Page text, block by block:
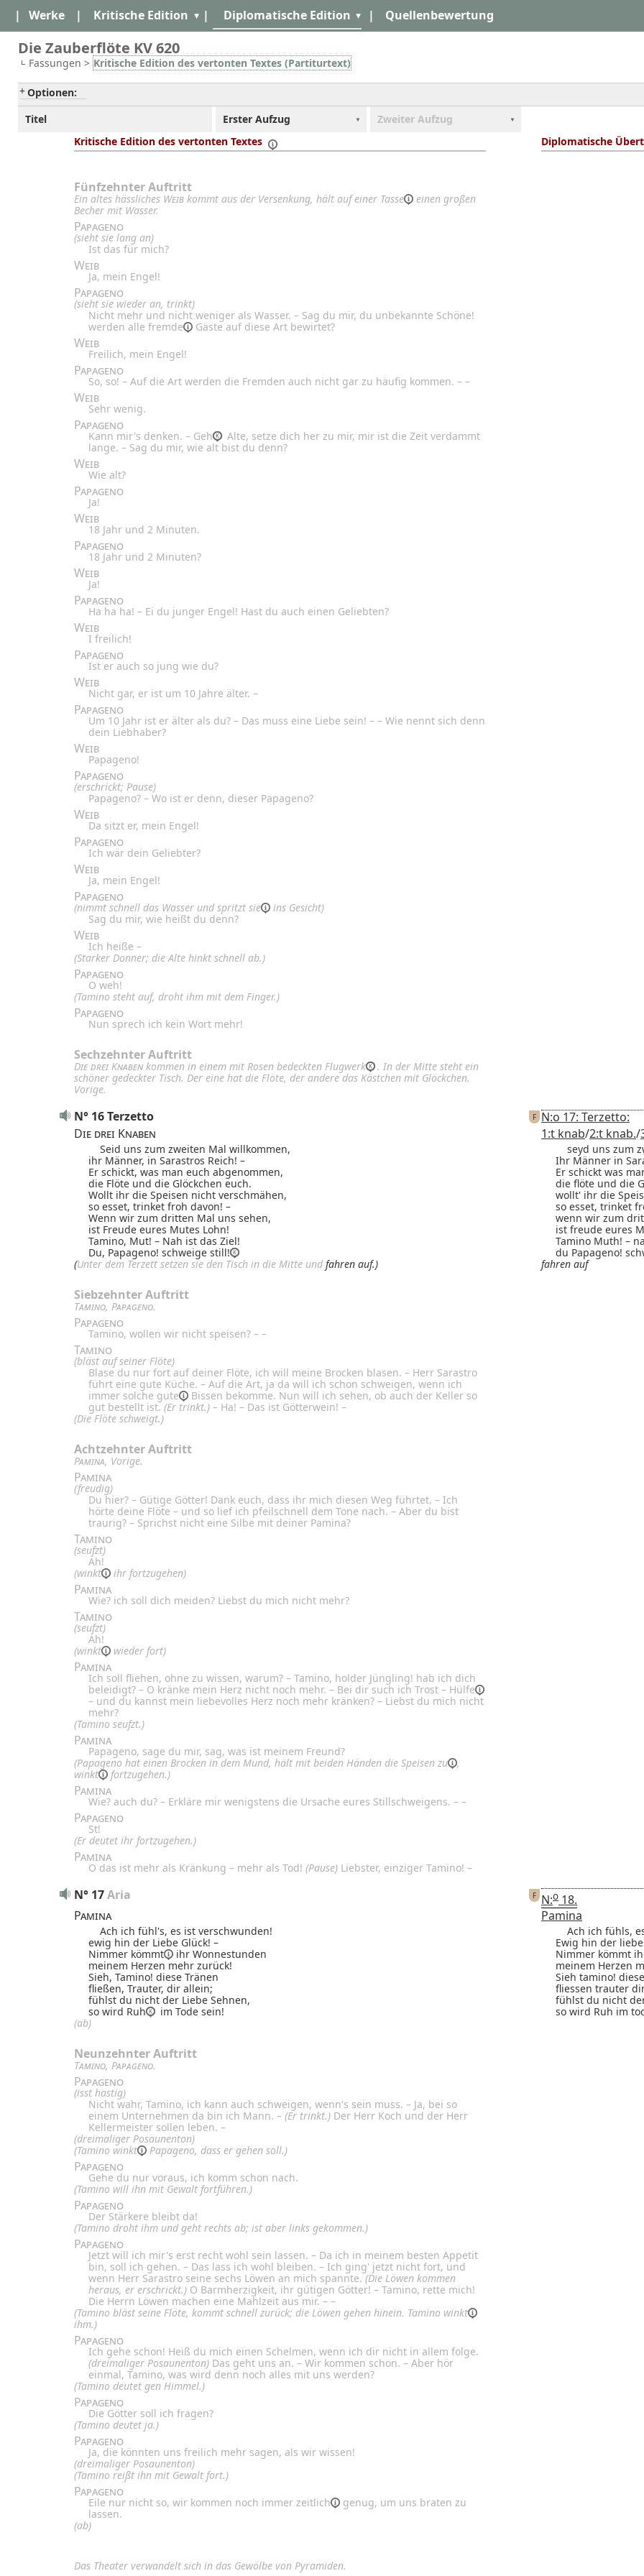
| Werke | Kritische Edition | Diplomatische Edition | Quellenbewertung
Die Zauberflöte KV 620
Fassungen > Kritische Edition des vertonten Textes (Partiturtext)
Optionen:
Titel
Erster Aufzug
Zweiter Aufzug
Kritische Edition des vertonten Textes
Diplomatische
Fünfzehnter Auftritt
Ein altes hässliches Weib kommt aus der Versenkung, hält auf einer Tasse
einen großen
Becher mit Wasser.
Papageno
(sieht sie lang an)
Ist das für mich?
Weib
Ja, mein Engel!
Papageno
(sieht sie wieder an, trinkt)
Nicht mehr und nicht weniger als Wasser. – Sag du mir, du unbekannte Schöne!
werden alle fremde Gäste auf diese Art bewirtet?
Weib
Freilich, mein Engel!
Papageno
So, so! – Auf die Art werden die Fremden auch nicht gar zu häufig kommen. – –
Weib
Sehr wenig.
Papageno
Kann mir's denken. – Geh
Alte, setze dich her zu mir, mir ist die Zeit verdammt
lange. – Sag du mir, wie alt bist du denn?
Weib
Wie alt?
Papageno
Ja!
Weib
18 Jahr und 2 Minuten.
Papageno
18 Jahr und 2 Minuten?
Weib
Ja!
Papageno
Ha ha ha! – Ei du junger Engel! Hast du auch einen Geliebten?
Weib
I freilich!
Papageno
Ist er auch so jung wie du?
Weib
Nicht gar, er ist um 10 Jahre älter. –
Papageno
Um 10 Jahr ist er älter als du? – Das muss eine Liebe sein! – – Wie nennt sich denn
dein Liebhaber?
Weib
Papageno!
Papageno
(erschrickt; Pause)
Papageno? – Wo ist er denn, dieser Papageno?
Weib
Da sitzt er, mein Engel!
Papageno
Ich wär dein Geliebter?
Weib
Ja, mein Engel!
Papageno
(nimmt schnell das Wasser und spritzt sie
ins Gesicht)
Sag du mir, wie heißt du denn?
Weib
Ich heiße –
(Starker Donner; die Alte hinkt schnell ab.)
Papageno
O weh!
(Tamino steht auf, droht ihm mit dem Finger.)
Papageno
Nun sprech ich kein Wort mehr!
Sechzehnter Auftritt
Die drei Knaben kommen in einem mit Rosen bedeckten Flugwerk
. In der Mitte steht ein
schöner gedeckter Tisch. Der eine hat die Flöte, der andere das Kästchen mit Glöckchen.
Vorige.
N° 16 Terzetto F N:o 17: Terzetto:
Die drei Knaben
1:t knab/2:t knab./
Seid uns zum zweiten Mal willkommen,
seyd uns zum
ihr Männer, in Sarastros Reich! –
Ihr Männer in
Er schickt, was man euch abgenommen,
Er schickt was
die Flöte und die Glöckchen euch.
die flöte und die
Wollt ihr die Speisen nicht verschmähen,
wollt' ihr die
so esset, trinket froh davon! –
so esset, trinket
Wenn wir zum dritten Mal uns sehen,
wenn wir zum
ist Freude eures Mutes Lohn!
ist freude eures
Tamino, Mut! – Nah ist das Ziel!
Tamino Muth! –
Du, Papageno! schweige still!
du Papageno!
(Unter dem Terzett setzen sie den Tisch in die Mitte und fahren auf.) fahren auf
Siebzehnter Auftritt
Tamino, Papageno.
Papageno
Tamino, wollen wir nicht speisen? – –
Tamino
(bläst auf seiner Flöte)
Blase du nur fort auf deiner Flöte, ich will meine Brocken blasen. – Herr Sarastro
führt eine gute Küche. – Auf die Art, ja da will ich schon schweigen, wenn ich
immer solche gute
Bissen bekomme. Nun will ich sehen, ob auch der Keller so
gut bestellt ist. (Er trinkt.) – Ha! – Das ist Götterwein! –
(Die Flöte schweigt.)
Achtzehnter Auftritt
Pamina, Vorige.
Pamina
(freudig)
Du hier? – Gütige Götter! Dank euch, dass ihr mich diesen Weg führtet. – Ich
hörte deine Flöte – und so lief ich pfeilschnell dem Tone nach. – Aber du bist
traurig? – Sprichst nicht eine Silbe mit deiner Pamina?
Tamino
(seufzt)
Ah!
(winkt ihr fortzugehen)
Pamina
Wie? ich soll dich meiden? Liebst du mich nicht mehr?
Tamino
(seufzt)
Ah!
(winkt wieder fort)
Pamina
Ich soll fliehen, ohne zu wissen, warum? – Tamino, holder Jüngling! hab ich dich
beleidigt? – O kränke mein Herz nicht noch mehr. – Bei dir such ich Trost – Hülfe
– und du kannst mein liebevolles Herz noch mehr kränken? – Liebst du mich nicht
mehr?
(Tamino seufzt.)
Pamina
Papageno, sage du mir, sag, was ist meinem Freund?
(Papageno hat einen Brocken in dem Mund, hält mit beiden Händen die Speisen zu
,
winkt
fortzugehen.)
Pamina
Wie? auch du? – Erkläre mir wenigstens die Ursache eures Stillschweigens. – –
Papageno
St!
(Er deutet ihr fortzugehen.)
Pamina
O das ist mehr als Kränkung – mehr als Tod! (Pause) Liebster, einziger Tamino! –
N° 17Aria F N:o 18.
Pamina
Pamina
Ach ich fühl's, es ist verschwunden!
Ach ich fühls,
ewig hin der Liebe Glück! –
Ewig hin der
Nimmer kömmt ihr Wonnestunden
Nimmer kömmt
meinem Herzen mehr zurück!
meinem Herzen
Sieh, Tamino! diese Tränen
Sieh tamino!
fließen, Trauter, dir allein;
fliessen trauter
fühlst du nicht der Liebe Sehnen,
fühlst du nicht
so wird Ruh
im Tode sein!
so wird Ruh im
(ab)
Neunzehnter Auftritt
Tamino, Papageno.
Papageno
(isst hastig)
Nicht wahr, Tamino, ich kann auch schweigen, wenn's sein muss. – Ja, bei so
einem Unternehmen da bin ich Mann. – (Er trinkt.) Der Herr Koch und der Herr
Kellermeister sollen leben. –
(dreimaliger Posaunenton)
(Tamino winkt Papageno, dass er gehen soll.)
Papageno
Gehe du nur voraus, ich komm schon nach.
(Tamino will ihn mit Gewalt fortführen.)
Papageno
Der Stärkere bleibt da!
(Tamino droht ihm und geht rechts ab; ist aber links gekommen.)
Papageno
Jetzt will ich mir's erst recht wohl sein lassen. – Da ich in meinem besten Appetit
bin, soll ich gehen. – Das lass ich wohl bleiben. – Ich ging' jetzt nicht fort, und
wenn Herr Sarastro seine sechs Löwen an mich spannte. (Die Löwen kommen
heraus, er erschrickt.) O Barmherzigkeit, ihr gütigen Götter! – Tamino, rette mich!
Die Herrn Löwen machen eine Mahlzeit aus mir. – –
(Tamino bläst seine Flöte, kommt schnell zurück; die Löwen gehen hinein. Tamino winkt
ihm.)
Papageno
Ich gehe schon! Heiß du mich einen Schelmen, wenn ich dir nicht in allem folge.
(dreimaliger Posaunenton) Das geht uns an. – Wir kommen schon. – Aber hör
einmal, Tamino, was wird denn noch alles mit uns werden?
(Tamino deutet gen Himmel.)
Papageno
Die Götter soll ich fragen?
(Tamino deutet ja.)
Papageno
Ja, die könnten uns freilich mehr sagen, als wir wissen!
(dreimaliger Posaunenton)
(Tamino reißt ihn mit Gewalt fort.)
Papageno
Eile nur nicht so, wir kommen noch immer zeitlich
genug, um uns braten zu
lassen.
(ab)
Das Theater verwandelt sich in das Gewölbe von Pyramiden.